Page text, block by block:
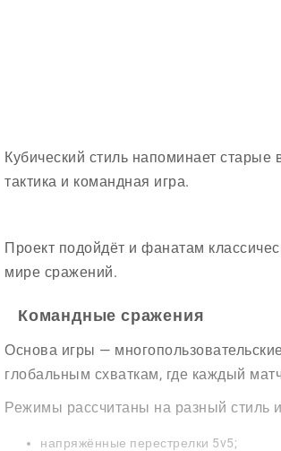
Кубический стиль напоминает
тактика и командная игра.
Проект подойдёт и фанатам
мире сражений.
Командные сражения
Основа игры —
глобальным схваткам, где каждый
Режимы рассчитаны на разный стиль
напряжённые перестрелки 5v5;